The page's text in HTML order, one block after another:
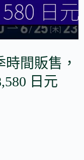
間販售，
日元